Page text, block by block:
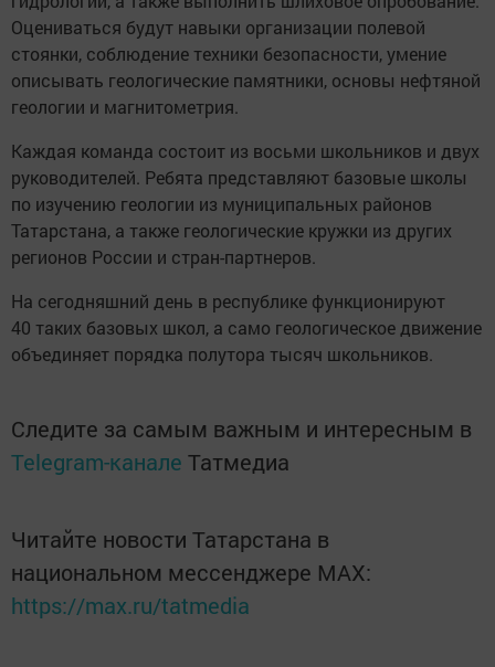
Оцениваться будут навыки организации полевой
стоянки, соблюдение техники безопасности, умение
описывать геологические памятники, основы нефтяной
геологии и магнитометрия.
Каждая команда состоит из восьми школьников и двух
руководителей. Ребята представляют базовые школы
по изучению геологии из муниципальных районов
Татарстана, а также геологические кружки из других
регионов России и стран-партнеров.
На сегодняшний день в республике функционируют
40 таких базовых школ, а само геологическое движение
объединяет порядка полутора тысяч школьников.
Следите за самым важным и интересным в
Telegram-канале Татмедиа
Читайте новости Татарстана в
национальном мессенджере MАХ:
https://max.ru/tatmedia